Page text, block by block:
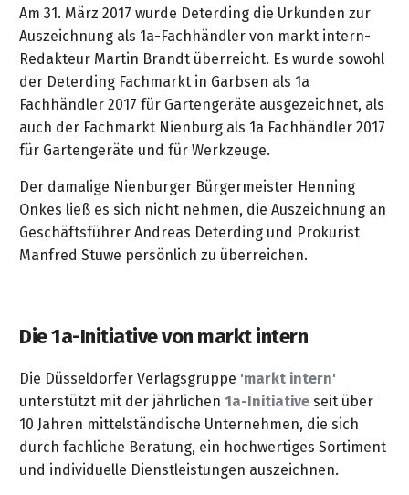
Am 31. März 2017 wurde Deterding die Urkunden zur
Auszeichnung als 1a-Fachhändler von markt intern-
Redakteur Martin Brandt überreicht. Es wurde sowohl
der Deterding Fachmarkt in Garbsen als 1a
Fachhändler 2017 für Gartengeräte ausgezeichnet, als
auch der Fachmarkt Nienburg als 1a Fachhändler 2017
für Gartengeräte und für Werkzeuge.
Der damalige Nienburger Bürgermeister Henning
Onkes ließ es sich nicht nehmen, die Auszeichnung an
Geschäftsführer Andreas Deterding und Prokurist
Manfred Stuwe persönlich zu überreichen.
Die 1a-Initiative von markt intern
Die Düsseldorfer Verlagsgruppe 'markt intern'
unterstützt mit der jährlichen 1a-Initiativeseit über
10 Jahren mittelständische Unternehmen, die sich
durch fachliche Beratung, ein hochwertiges Sortiment
und individuelle Dienstleistungen auszeichnen.